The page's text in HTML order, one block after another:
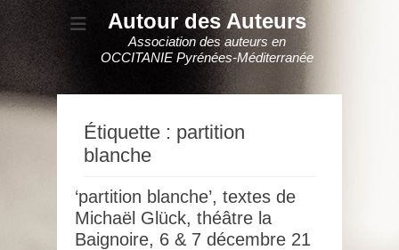
Autour des Auteurs
Association des auteurs en
OCCITANIE Pyrénées-Méditerranée
Étiquette : partition
blanche
‘partition blanche’, textes de
Michaël Glück, théâtre la
Baignoire, 6 & 7 décembre 21